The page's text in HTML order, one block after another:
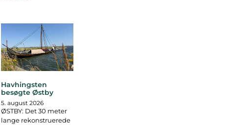
Havhingsten
besøgte Østby
5. august 2026
ØSTBY: Det 30 meter
lange rekonstruerede